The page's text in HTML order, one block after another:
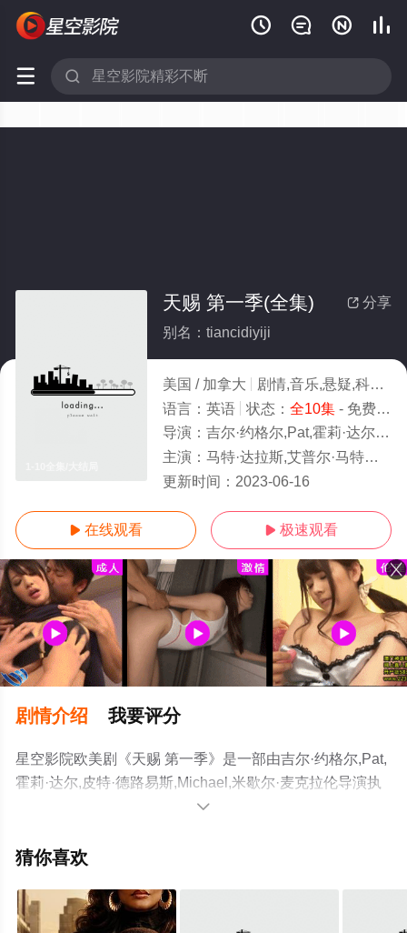
   
 
 分享
天赐 第一季(全集)
别名：tiancidiyiji
美国 / 加拿大
剧情,音乐,悬疑,科幻,欧美
语言： 英语 状态： 全10集- 免费在线观看
导演： 吉尔·约格尔,Pat,霍莉·达尔,皮特·德路易斯,Michael,米歇尔·麦克拉伦
主演： 马特·达拉斯,艾普尔·马特逊,玛格丽特·马科林苔,让-卢克·比洛多,克丽斯滕·齐恩,凯文·麦克纳尔蒂
更新时间： 2023-06-16
 在线观看  极速观看
剧情介绍 我要评分
星空影院欧美剧《天赐 第一季》是一部由吉尔·约格尔,Pat,
霍莉·达尔,皮特·德路易斯,Michael,米歇尔·麦克拉伦导演执
导，马特·达拉斯,艾普尔·马特逊,玛格丽特·马科林苔,让-卢
演绎的美国 / 加拿大电视剧，大结局剧情已揭晓（1-10全
空电影网，热播电视剧提前免费观看，更多剧情信息可移
步至豆瓣电视剧、电视猫或剧情网等平台了解。

猜你喜欢